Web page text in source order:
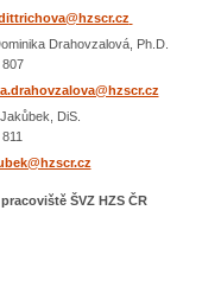
Drahovzalová, Ph.D.
DiS.
ŠVZ HZS ČR